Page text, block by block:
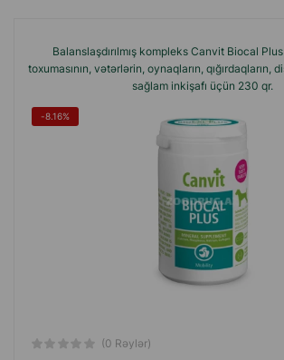
Balanslaşdırılmış kompleks Canvit Biocal
toxumasının, vətərlərin, oynaqların, qığırdaqların,
sağlam inkişafı üçün 230 qr.
-8.16%
(0 Rəylər)